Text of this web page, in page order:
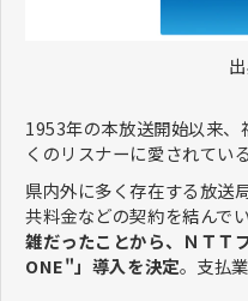
1953年の本放送開始以来
くのリスナーに愛されてい
県内外に多く存在する放送
共料金などの契約を結んで
雑だったことから、ＮＴＴ
ONE"」導入を決定。支払